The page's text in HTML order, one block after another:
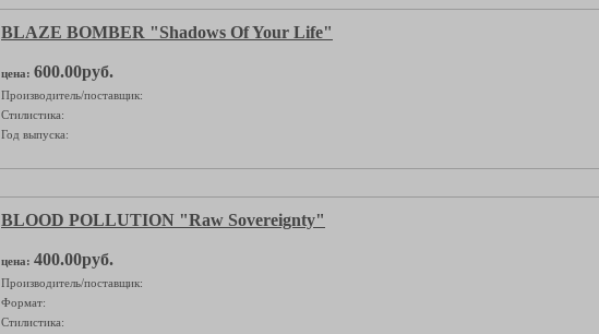
BLAZE BOMBER "Shadows Of Your Life"
цена: 600.00руб.
Производитель/поставщик:
Стилистика:
Год выпуска:
BLOOD POLLUTION "Raw Sovereignty"
цена: 400.00руб.
Производитель/поставщик:
Формат:
Стилистика: